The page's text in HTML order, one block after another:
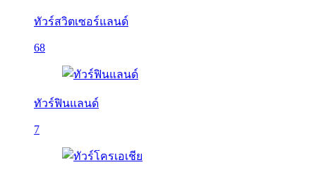
ทัวร์สวิตเซอร์แลนด์
68
ทัวร์ฟินแลนด์
7